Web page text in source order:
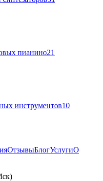
пианино21
инструментов10
ОтзывыБлогУслугиО